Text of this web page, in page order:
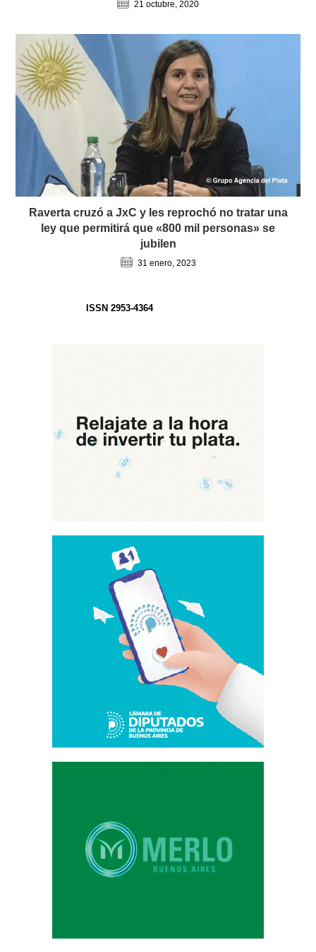
21 octubre, 2020
Raverta cruzó a JxC y les reprochó no tratar una
ley que permitirá que «800 mil personas» se
jubilen
31 enero, 2023
ISSN 2953-4364